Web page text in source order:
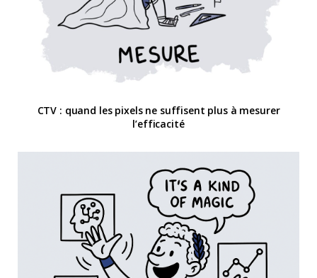
CTV : quand les pixels ne suffisent plus à mesurer
l’efficacité